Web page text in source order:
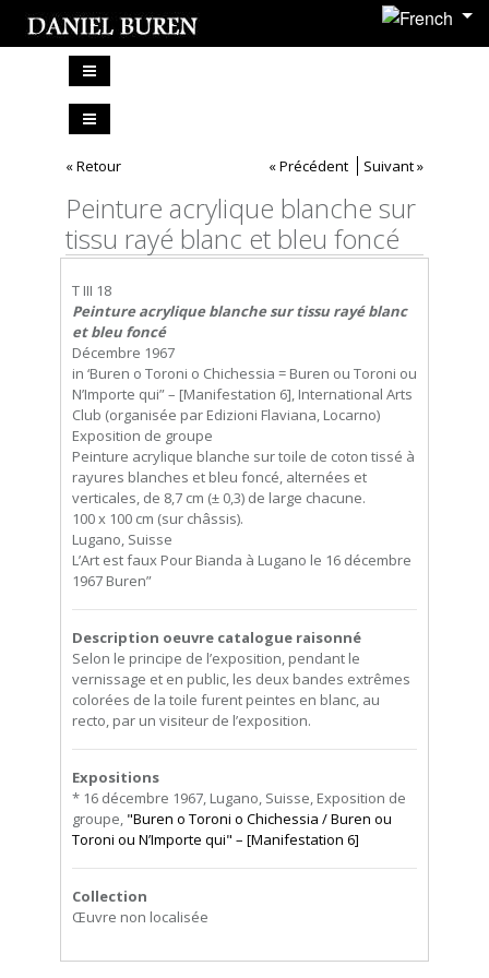
« Retour « Précédent Suivant »
Peinture acrylique blanche sur
tissu rayé blanc et bleu foncé
T III 18
Peinture acrylique blanche sur tissu rayé blanc
et bleu foncé
Décembre 1967
in ‘Buren o Toroni o Chichessia = Buren ou Toroni ou
N’Importe qui” – [Manifestation 6], International Arts
Club (organisée par Edizioni Flaviana, Locarno)
Exposition de groupe
Peinture acrylique blanche sur toile de coton tissé à
rayures blanches et bleu foncé, alternées et
verticales, de 8,7 cm (± 0,3) de large chacune.
100 x 100 cm (sur châssis).
Lugano, Suisse
L’Art est faux Pour Bianda à Lugano le 16 décembre
1967 Buren”
Description oeuvre catalogue raisonné
Selon le principe de l’exposition, pendant le
vernissage et en public, les deux bandes extrêmes
colorées de la toile furent peintes en blanc, au
recto, par un visiteur de l’exposition.
Expositions
* 16 décembre 1967, Lugano, Suisse, Exposition de
groupe, "Buren o Toroni o Chichessia / Buren ou
Toroni ou N’Importe qui" – [Manifestation 6]
Collection
Œuvre non localisée